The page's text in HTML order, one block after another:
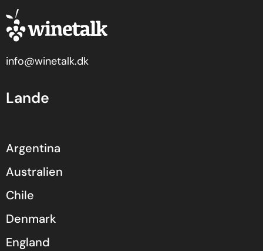
info@winetalk.dk
Lande
Argentina
Australien
Chile
Denmark
England